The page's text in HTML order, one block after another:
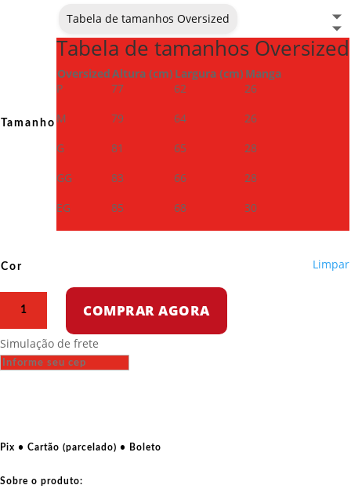
Tamanho
Tabela de tamanhos Oversized
Tabela de tamanhos Oversized
OversizedAltura (cm) Largura (cm) Manga
P
77 62
26
M
79 64
26
G
81 65
28
GG
83 66
28
EG
85 68 30
Cor Limpar
Voa
Trump
COMPRAR AGORA
Simulação de frete
Pix • Cartão (parcelado) • Boleto
Sobre o produto: